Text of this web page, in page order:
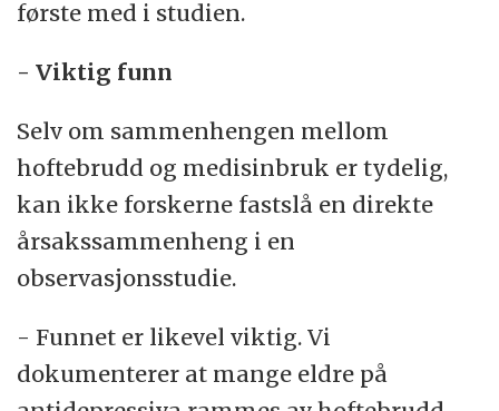
første med i studien.
- Viktig funn
Selv om sammenhengen mellom
hoftebrudd og medisinbruk er tydelig,
kan ikke forskerne fastslå en direkte
årsakssammenheng i en
observasjonsstudie.
- Funnet er likevel viktig. Vi
dokumenterer at mange eldre på